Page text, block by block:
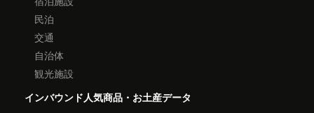
民泊
交通
自治体
観光施設
インバウンド人気商品・お土産データ